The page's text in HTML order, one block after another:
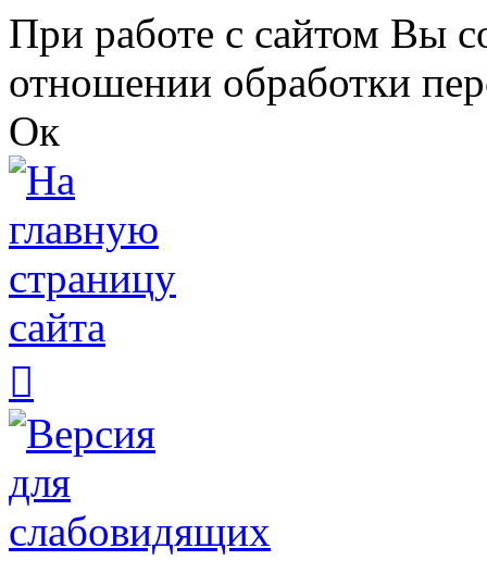
Перейти к основному содержанию
При работе с сайтом Вы
отношении обработки
Ок
